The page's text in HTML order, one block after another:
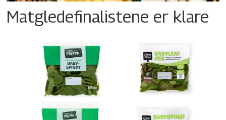
Matgledefinalistene er klare